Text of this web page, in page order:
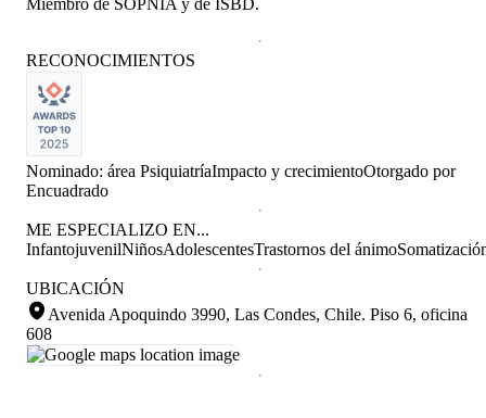
Miembro de SOPNIA y de ISBD.
RECONOCIMIENTOS
Nominado: área PsiquiatríaImpacto y crecimientoOtorgado por
Encuadrado
ME ESPECIALIZO EN...
InfantojuvenilNiñosAdolescentesTrastornos del ánimo
UBICACIÓN
Avenida Apoquindo 3990, Las Condes, Chile. Piso 6, oficina
608